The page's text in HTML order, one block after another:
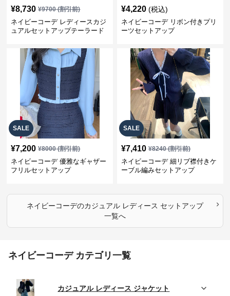
¥8,730 ¥9700(割引前)
ネイビーコーデ レディースカジ
ュアルセットアップテーラード
¥4,220 (税込)
ネイビーコーデ リボン付きプリ
ーツセットアップ
SALE
¥7,200 ¥8000(割引前)
ネイビーコーデ 優雅なギャザー
フリルセットアップ
SALE
¥7,410 ¥8240(割引前)
ネイビーコーデ 細リブ襟付きケ
ーブル編みセットアップ
ネイビーコーデのカジュアル レディース セットアップ
一覧へ
›
ネイビーコーデ カテゴリ一覧
カジュアル レディース ジャケット